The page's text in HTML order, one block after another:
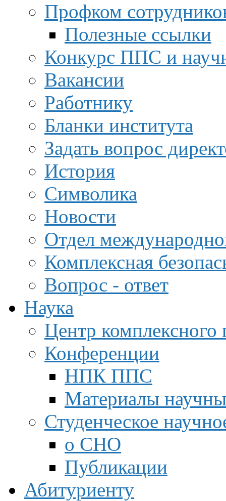
Профком
Полезные ссылки
Конкурс ППС и
Вакансии
Работнику
Бланки института
Задать вопрос
История
Символика
Новости
Отдел
Комплексная
Вопрос - ответ
Наука
Центр
Конференции
НПК ППС
Материалы
Студенческое
о СНО
Публикации
Абитуриенту